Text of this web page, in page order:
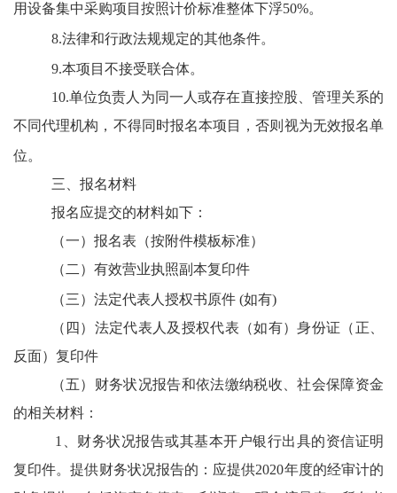
用设备集中采购项目按照计价标准整体下浮50%。
8.法律和行政法规规定的其他条件。
9.本项目不接受联合体。
10.单位负责人为同一人或存在直接控股、管理关系的
不同代理机构，不得同时报名本项目，否则视为无效报名单
位。
三、报名材料
报名应提交的材料如下：
（一）报名表（按附件模板标准）
（二）有效营业执照副本复印件
（三）法定代表人授权书原件(如有)
（四）法定代表人及授权代表（如有）身份证（正、
反面）复印件
（五）财务状况报告和依法缴纳税收、社会保障资金
的相关材料：
1、财务状况报告或其基本开户银行出具的资信证明
复印件。提供财务状况报告的：应提供2020年度的经审计的